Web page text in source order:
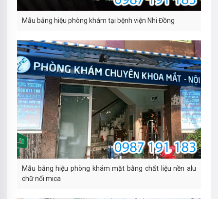
Mẫu bảng hiệu phòng khám tại bệnh viện Nhi Đồng
Mẫu bảng hiệu phòng khám mặt bằng chất liệu nền alu
chữ nổi mica